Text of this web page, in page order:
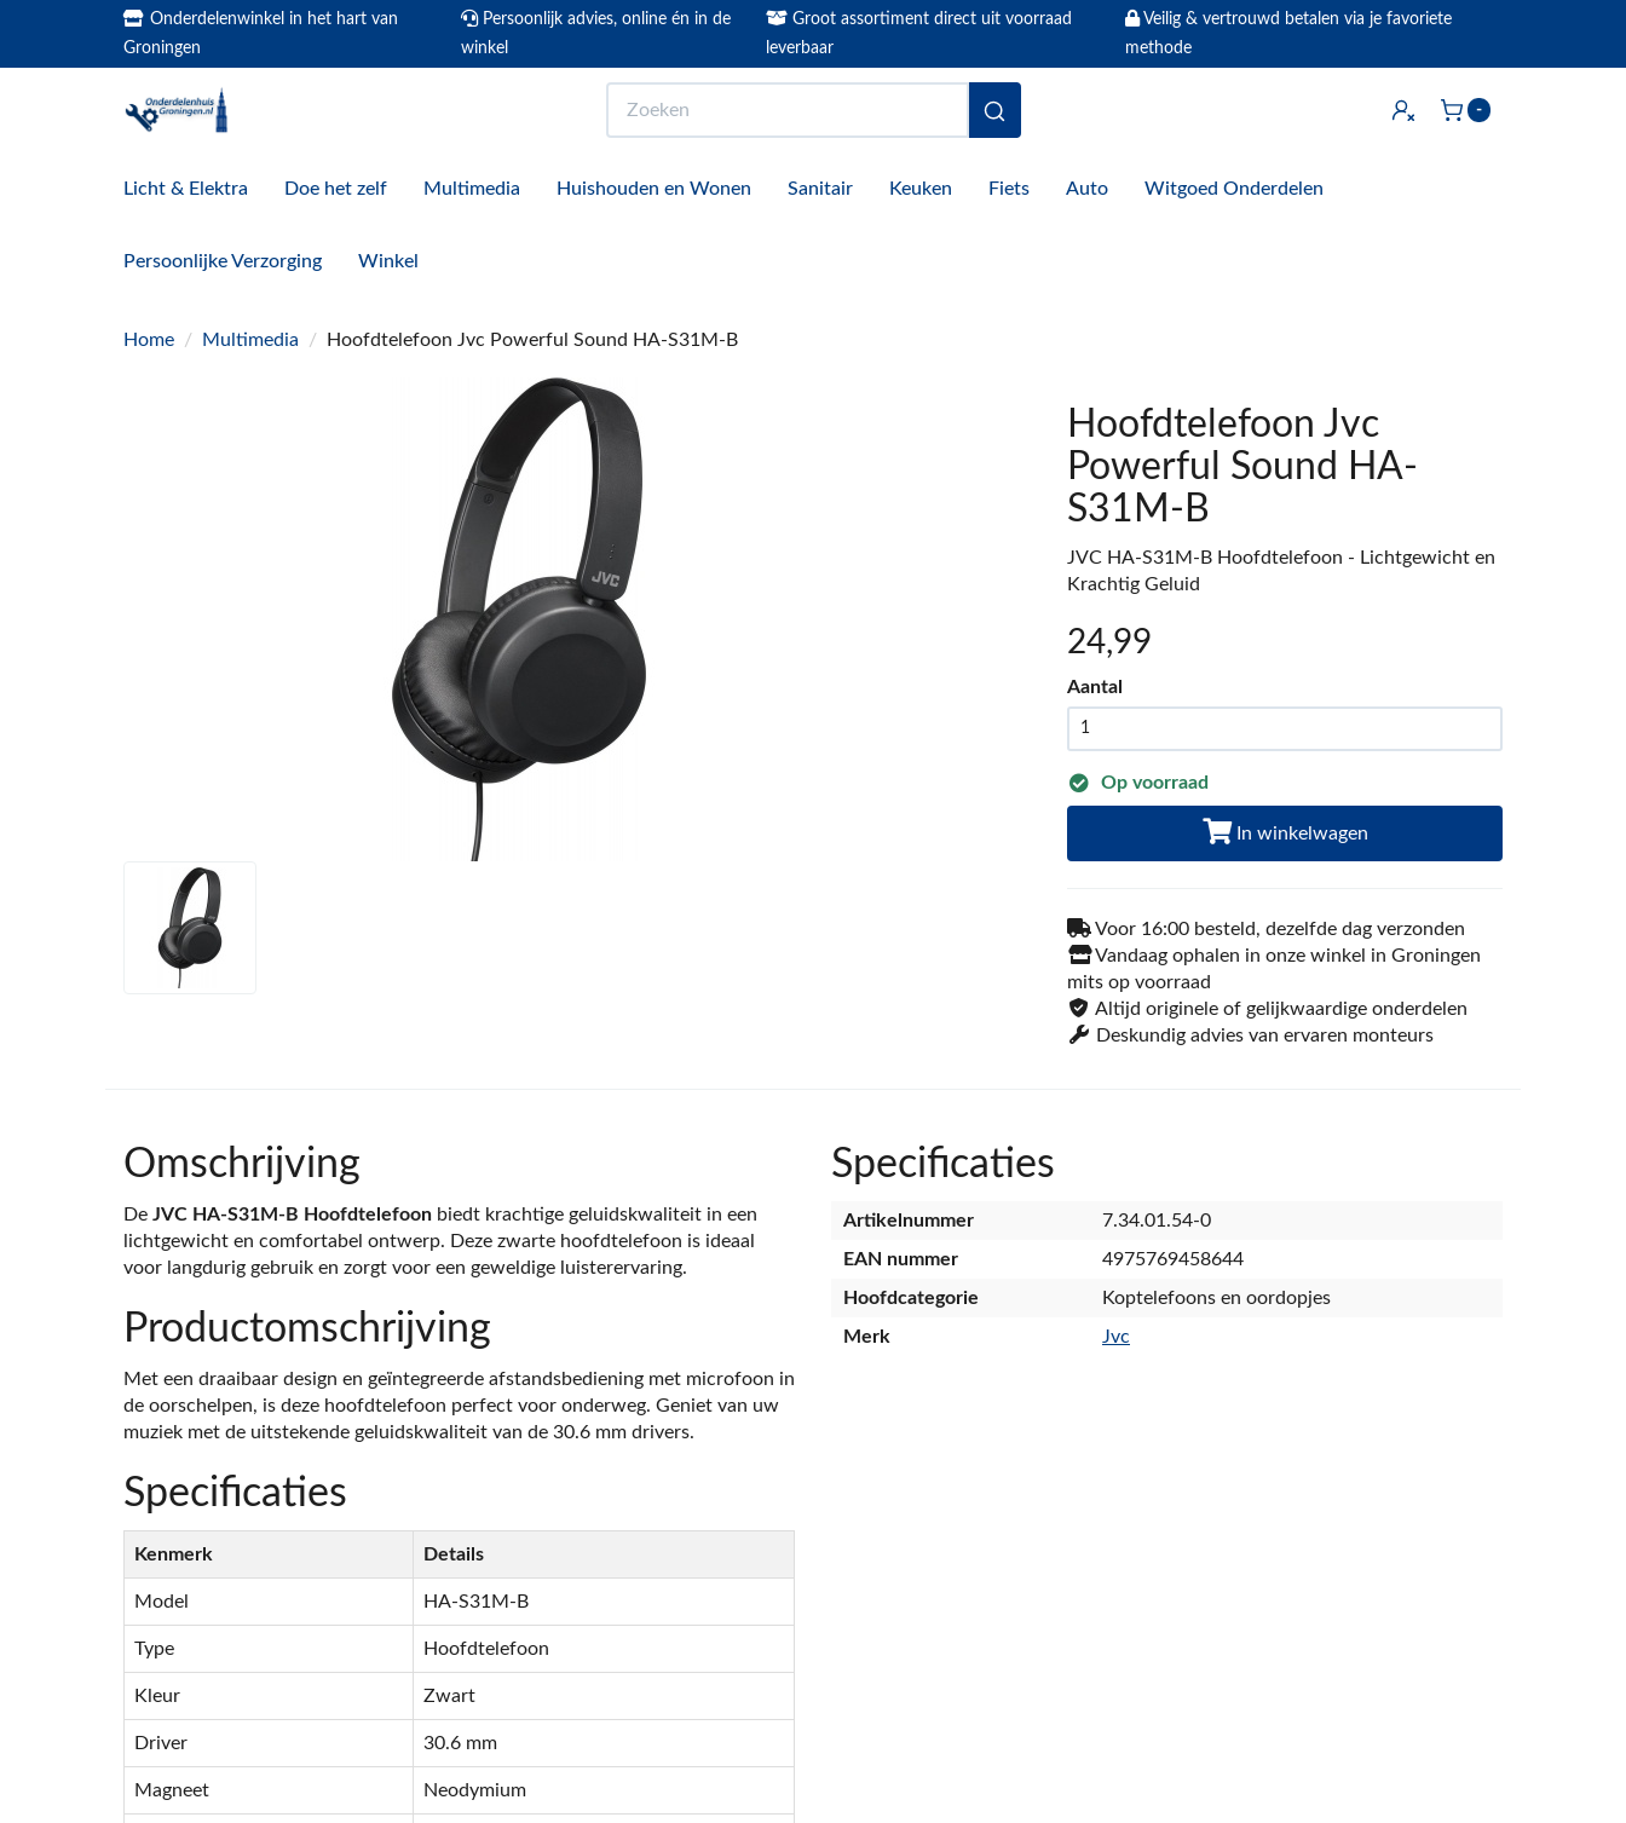
Onderdelenwinkel in het hart van
Groningen
Persoonlijk advies, online én in de
winkel
Groot assortiment direct uit voorraad
leverbaar
Veilig & vertrouwd betalen via je favoriete
methode
Inloggen -
Licht & Elektra Doe het zelf Multimedia Huishouden en Wonen Sanitair Keuken Fiets Auto Witgoed Onderdelen
Persoonlijke Verzorging Winkel
Home / Multimedia / Hoofdtelefoon Jvc Powerful Sound HA-S31M-B
Hoofdtelefoon Jvc
Powerful Sound HA-
S31M-B
JVC HA-S31M-B Hoofdtelefoon - Lichtgewicht en
Krachtig Geluid
24,99
Aantal
Op voorraad
In winkelwagen
Voor 16:00 besteld, dezelfde dag verzonden
Vandaag ophalen in onze winkel in Groningen
mits op voorraad
Altijd originele of gelijkwaardige onderdelen
Deskundig advies van ervaren monteurs
Omschrijving
De JVC HA-S31M-B Hoofdtelefoon biedt krachtige geluidskwaliteit in een
lichtgewicht en comfortabel ontwerp. Deze zwarte hoofdtelefoon is ideaal
voor langdurig gebruik en zorgt voor een geweldige luisterervaring.
Productomschrijving
Met een draaibaar design en geïntegreerde afstandsbediening met microfoon in
de oorschelpen, is deze hoofdtelefoon perfect voor onderweg. Geniet van uw
muziek met de uitstekende geluidskwaliteit van de 30.6 mm drivers.
Specificaties
Kenmerk Details
Model HA-S31M-B
Type Hoofdtelefoon
Kleur Zwart
Driver 30.6 mm
Magneet Neodymium
Specificaties
Artikelnummer
7.34.01.54-0
EAN nummer
4975769458644
Hoofdcategorie
Koptelefoons en oordopjes
Merk
Jvc